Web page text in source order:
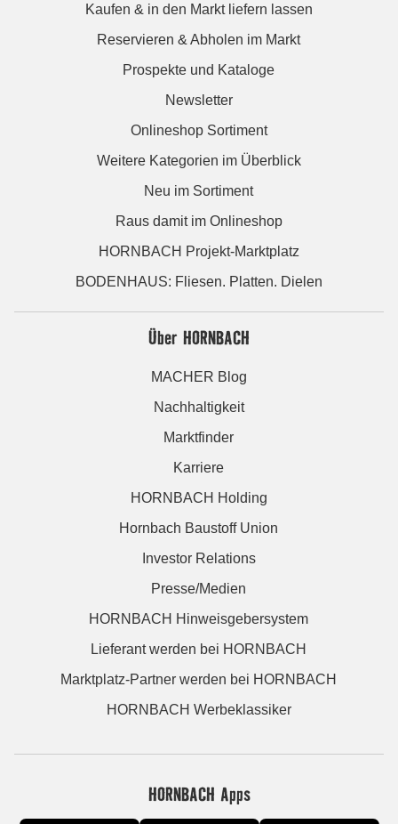
Kaufen & in den Markt liefern lassen
Reservieren & Abholen im Markt
Prospekte und Kataloge
Newsletter
Onlineshop Sortiment
Weitere Kategorien im Überblick
Neu im Sortiment
Raus damit im Onlineshop
HORNBACH Projekt-Marktplatz
BODENHAUS: Fliesen. Platten. Dielen
Über HORNBACH
MACHER Blog
Nachhaltigkeit
Marktfinder
Karriere
HORNBACH Holding
Hornbach Baustoff Union
Investor Relations
Presse/Medien
HORNBACH Hinweisgebersystem
Lieferant werden bei HORNBACH
Marktplatz-Partner werden bei HORNBACH
HORNBACH Werbeklassiker
HORNBACH Apps